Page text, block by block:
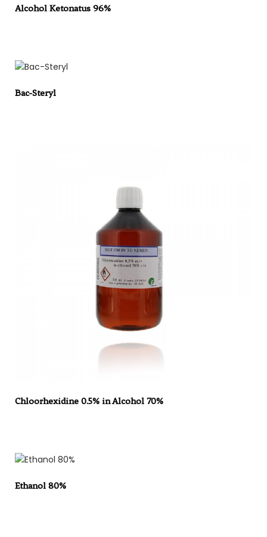
Alcohol Ketonatus 96%
Bac-Steryl
Chloorhexidine 0.5% in Alcohol 70%
Ethanol 80%